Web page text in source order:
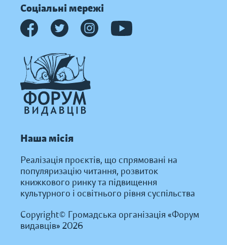
Соціальні мережі
Наша місія
Реалізація проєктів, що спрямовані на
популяризацію читання, розвиток
книжкового ринку та підвищення
культурного і освітнього рівня суспільства
Copyright© Громадська організація «Форум
видавців» 2026